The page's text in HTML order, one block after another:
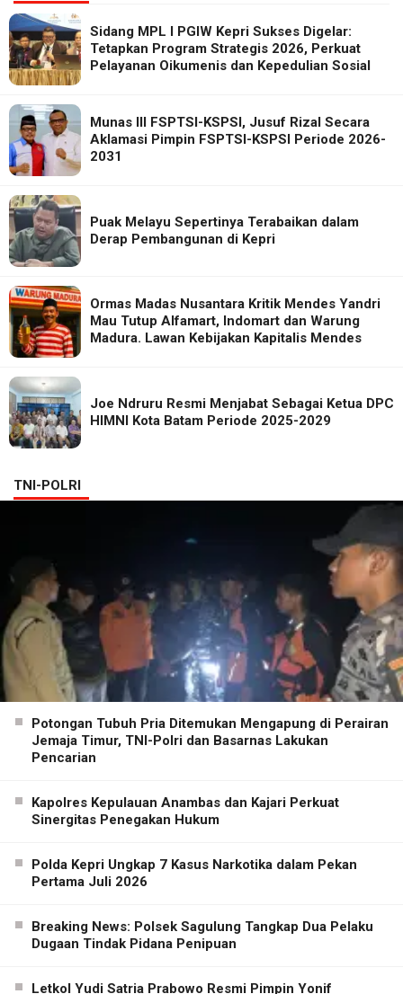
Sidang MPL I PGIW Kepri Sukses Digelar:
Tetapkan Program Strategis 2026, Perkuat
Pelayanan Oikumenis dan Kepedulian Sosial
Munas III FSPTSI-KSPSI, Jusuf Rizal Secara
Aklamasi Pimpin FSPTSI-KSPSI Periode 2026-
2031
Puak Melayu Sepertinya Terabaikan dalam
Derap Pembangunan di Kepri
Ormas Madas Nusantara Kritik Mendes Yandri
Mau Tutup Alfamart, Indomart dan Warung
Madura. Lawan Kebijakan Kapitalis Mendes
Joe Ndruru Resmi Menjabat Sebagai Ketua DPC
HIMNI Kota Batam Periode 2025-2029
TNI-POLRI
Potongan Tubuh Pria Ditemukan Mengapung di Perairan
Jemaja Timur, TNI-Polri dan Basarnas Lakukan
Pencarian
Kapolres Kepulauan Anambas dan Kajari Perkuat
Sinergitas Penegakan Hukum
Polda Kepri Ungkap 7 Kasus Narkotika dalam Pekan
Pertama Juli 2026
Breaking News: Polsek Sagulung Tangkap Dua Pelaku
Dugaan Tindak Pidana Penipuan
Letkol Yudi Satria Prabowo Resmi Pimpin Yonif